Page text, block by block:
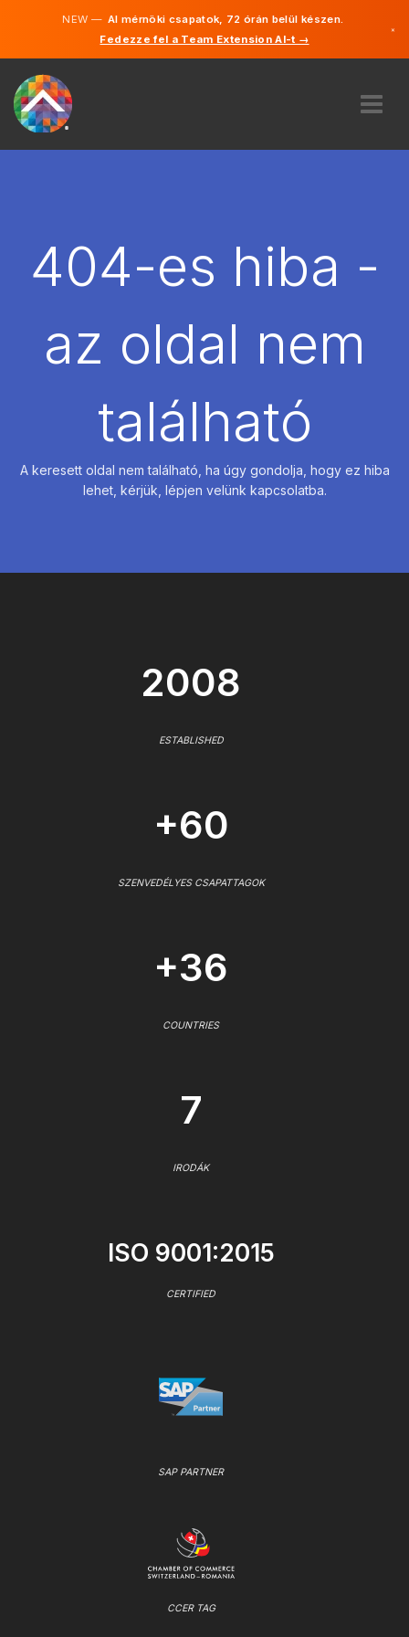
NEW —AI mérnöki csapatok, 72 órán belül készen.
Fedezze fel a Team Extension AI-t →
×
BÉREL
404-es hiba -
az oldal nem
található
A keresett oldal nem található, ha úgy gondolja, hogy ez hiba
lehet, kérjük, lépjen velünk kapcsolatba.
2008
ESTABLISHED
+60
SZENVEDÉLYES CSAPATTAGOK
+36
COUNTRIES
7
IRODÁK
ISO 9001:2015
CERTIFIED
SAP PARTNER
CCER TAG